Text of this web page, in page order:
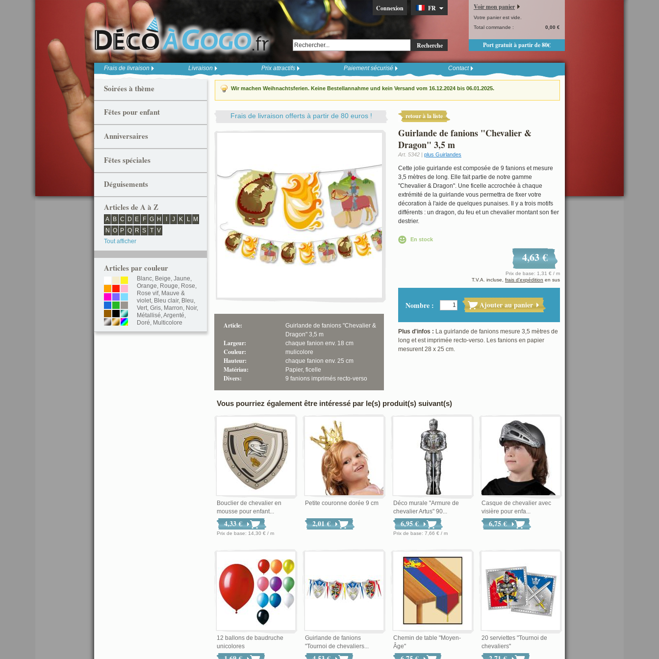
Recherche
Connexion FR Voir mon panier
Votre panier est vide.
Total commande :
0,00 €
Port gratuit à partir de 80€
Frais de livraison Livraison Prix attractifs Paiement sécurisé Contact
Wir machen Weihnachtsferien. Keine Bestellannahme und kein Versand vom 16.12.2024 bis 06.01.2025.
retour à la liste
Guirlande de fanions "Chevalier &
Dragon" 3,5 m
Art. 5342 | plus Guirlandes
Cette jolie guirlande est composée de 9 fanions et mesure
3,5 mètres de long. Elle fait partie de notre gamme
"Chevalier & Dragon". Une ficelle accrochée à chaque
extrémité de la guirlande vous permettra de fixer votre
décoration à l'aide de quelques punaises. Il y a trois motifs
différents : un dragon, du feu et un chevalier montant son fier
destrier.
En stock
4,63 €
Prix de base: 1,31 € / m
T.V.A. incluse, frais d'expédition en sus
Nombre : Ajouter au panier
Plus d'infos : La guirlande de fanions mesure 3,5 mètres de
long et est imprimée recto-verso. Les fanions en papier
mesurent 28 x 25 cm.
Frais de livraison offerts à partir de 80 euros !
Article:
Guirlande de fanions "Chevalier &
Dragon" 3,5 m
Largeur: chaque fanion env. 18 cm
Couleur: mulicolore
Hauteur: chaque fanion env. 25 cm
Matériau: Papier, ficelle
Divers: 9 fanions imprimés recto-verso
Vous pourriez également être intéressé par le(s) produit(s) suivant(s)
Bouclier de chevalier en
mousse pour enfant...
4,33 €
Prix de base: 14,30 € / m
Petite couronne dorée 9 cm
2,01 €
Déco murale "Armure de
chevalier Artus" 90...
6,95 €
Prix de base: 7,66 € / m
Casque de chevalier avec
visière pour enfa...
6,75 €
12 ballons de baudruche
unicolores
Guirlande de fanions
"Tournoi de chevaliers...
Chemin de table "Moyen-
Âge"
20 serviettes "Tournoi de
chevaliers"
Soirées à thème
Fêtes pour enfant
Anniversaires
Fêtes spéciales
Déguisements
Articles de A à Z
A B C D E F G H J K L
M
N O P Q R S T V
Tout afficher
Articles par couleur
Blanc, Beige, Jaune,
Orange, Rouge, Rose,
Rose vif, Mauve &
violet, Bleu clair, Bleu,
Vert, Gris, Marron, Noir,
Métallisé,Argenté,
Doré, Multicolore